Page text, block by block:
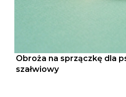
Obroża na sprzączkę dla
szałwiowy